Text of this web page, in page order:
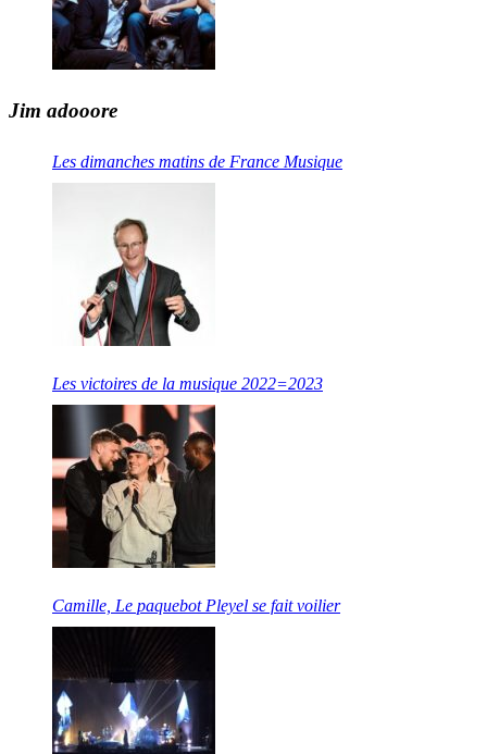
Jim adooore
Les dimanches matins de France Musique
Les victoires de la musique 2022=2023
Camille, Le paquebot Pleyel se fait voilier